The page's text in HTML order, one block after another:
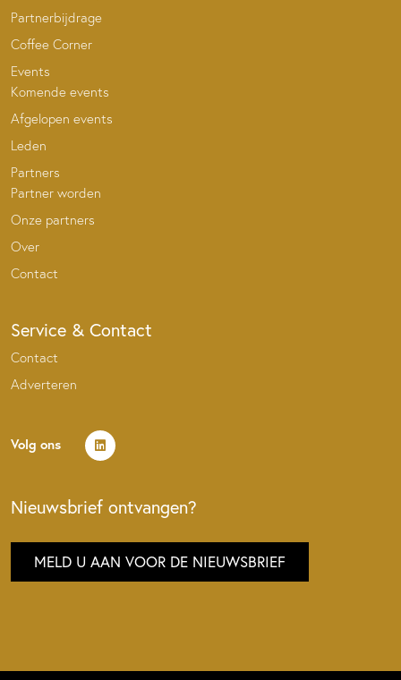
Partnerbijdrage
Coffee Corner
Events
Komende events
Afgelopen events
Leden
Partners
Partner worden
Onze partners
Over
Contact
Service & Contact
Contact
Adverteren
Volg ons
Nieuwsbrief ontvangen?
MELD U AAN VOOR DE NIEUWSBRIEF